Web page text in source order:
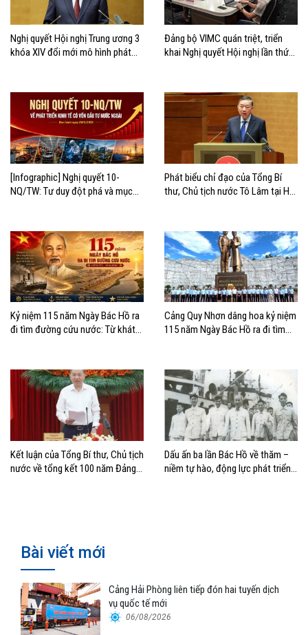
Nghị quyết Hội nghị Trung ương 3
khóa XIV đổi mới mô hình phát
Đảng bộ VIMC quán triệt, triển
khai Nghị quyết Hội nghị lần thứ
[Infographic] Nghị quyết 10-
NQ/TW: Tư duy đột phá và mục
Phát biểu chỉ đạo của Tổng Bí
thư, Chủ tịch nước Tô Lâm tại Hội
Kỷ niệm 115 năm Ngày Bác Hồ ra
đi tìm đường cứu nước: Từ khát
Cảng Quy Nhơn dâng hoa kỷ niệm
115 năm Ngày Bác Hồ ra đi tìm
Kết luận của Tổng Bí thư, Chủ tịch
nước về tổng kết 100 năm Đảng
Dấu ấn ba lần Bác Hồ về thăm –
niềm tự hào, động lực phát triển
Bài viết mới
Cảng Hải Phòng liên tiếp đón hai tuyến dịch
vụ quốc tế mới
06/08/2026